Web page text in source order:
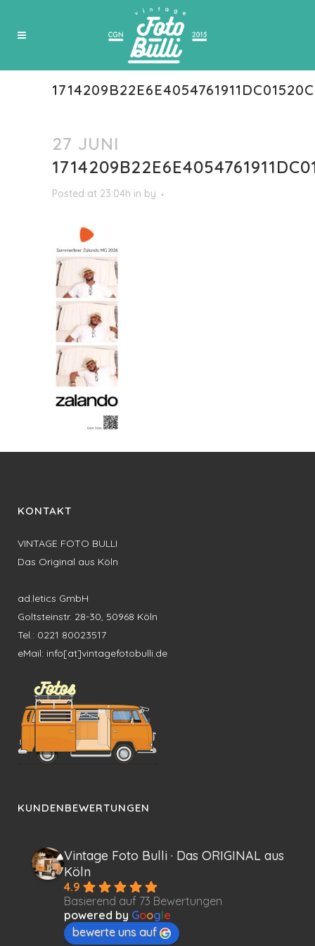
27 JUNI
Posted at 23:04h in by
KONTAKT
VINTAGE FOTO BULLI
Das Original aus Köln
ad.letics GmbH
Goltsteinstr. 28-30, 50968 Köln
Tel.: 0221 80023517
eMail: info[at]vintagefotobulli.de
KUNDENBEWERTUNGEN
Vintage Foto Bulli · Das ORIGINAL aus
Köln
4.9
Basierend auf 73 Bewertungen
powered by Google
bewerte uns auf